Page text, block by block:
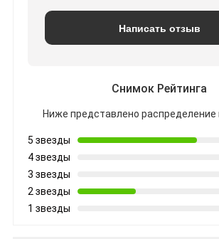
Написать отзыв
Снимок Рейтинга
Ниже представлено распределение
5 звезды
4 звезды
3 звезды
2 звезды
1 звезды